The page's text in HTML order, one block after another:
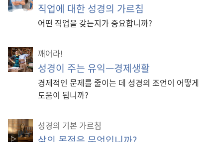
직업에 대한 성경의 가르침
어떤 직업을 갖는지가 중요합니까?
깨어라!
성경이 주는 유익—경제생활
경제적인 문제를 줄이는 데 성경의 조언이 어떻게
도움이 됩니까?
성경의 기본 가르침